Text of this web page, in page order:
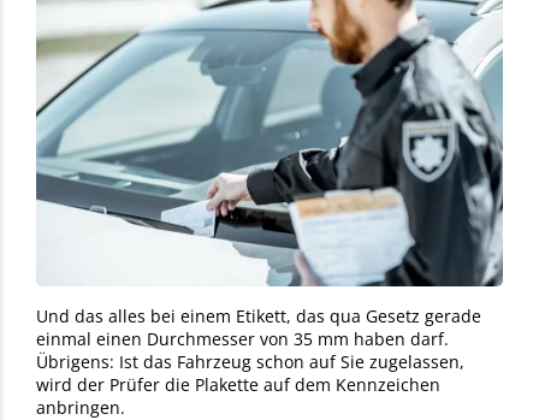
Und das alles bei einem Etikett, das qua Gesetz gerade
einmal einen Durchmesser von 35 mm haben darf.
Übrigens: Ist das Fahrzeug schon auf Sie zugelassen,
wird der Prüfer die Plakette auf dem Kennzeichen
anbringen.